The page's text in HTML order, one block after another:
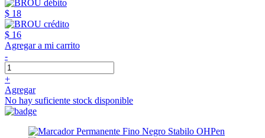
$ 18
$ 16
Agregar a mi carrito
-
+
Agregar
No hay suficiente stock disponible